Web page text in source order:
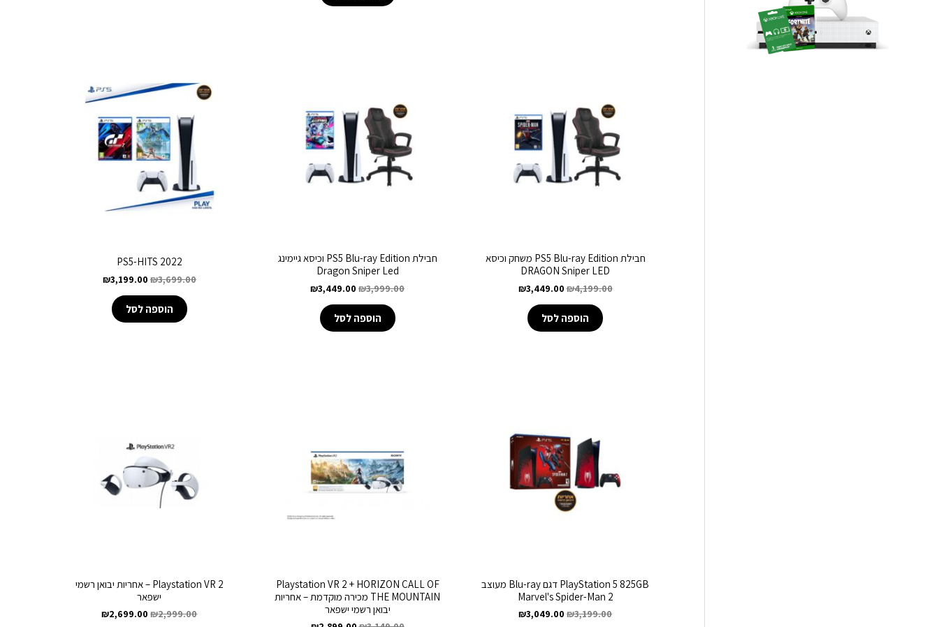
חבילת PS5 Blu-ray Edition משחק וכיסא
DRAGON Sniper LED
₪4,199.00
₪3,449.00
הוספה לסל
חבילת PS5 Blu-ray Edition וכיסא גיימינג
Dragon Sniper Led
₪3,999.00
₪3,449.00
הוספה לסל
PS5-HITS 2022
₪3,699.00
₪3,199.00
הוספה לסל
PlayStation 5 825GB דגם Blu-ray מעוצב
Marvel's Spider-Man 2
₪3,199.00
₪3,049.00
Playstation VR 2 + HORIZON CALL OF
THE MOUNTAIN מכירה מוקדמת – אחריות
יבואן רשמי ישפאר
Playstation VR 2 – אחריות יבואן רשמי
ישפאר
₪2,999.00
₪2,699.00